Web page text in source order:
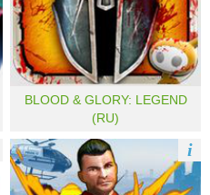
BLOOD & GLORY: LEGEND
(RU)
i